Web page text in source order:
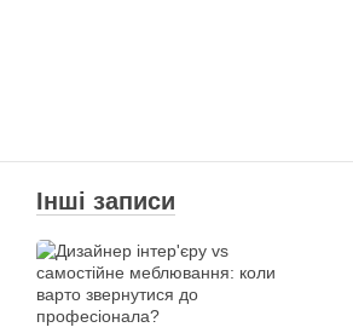
Інші записи